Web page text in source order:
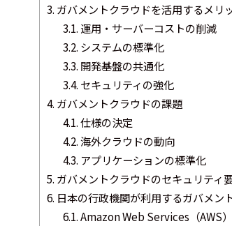
3. ガバメントクラウドを活用するメリ
3.1. 運用・サーバーコストの削減
3.2. システムの標準化
3.3. 開発基盤の共通化
3.4. セキュリティの強化
4. ガバメントクラウドの課題
4.1.仕様の決定
4.2.海外クラウドの動向
4.3. アプリケーションの標準化
5. ガバメントクラウドのセキュリティ
6. 日本の行政機関が利用するガバメン
6.1.Amazon Web Services（AWS）